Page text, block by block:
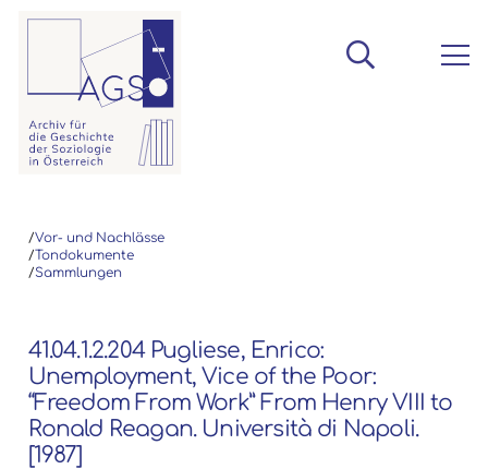
/Vor- und Nachlässe
/Tondokumente
/Sammlungen
41.04.1.2.204 Pugliese, Enrico:
Unemployment, Vice of the Poor:
“Freedom From Work” From Henry VIII to
Ronald Reagan. Università di Napoli.
[1987]